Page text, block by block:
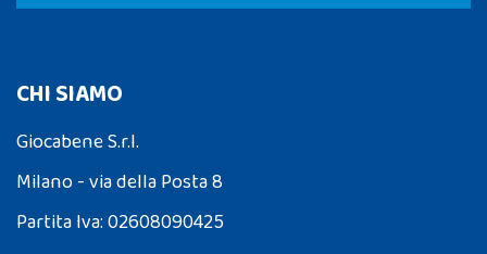
CHI SIAMO
Giocabene S.r.l.
Milano - via della Posta 8
Partita Iva: 02608090425